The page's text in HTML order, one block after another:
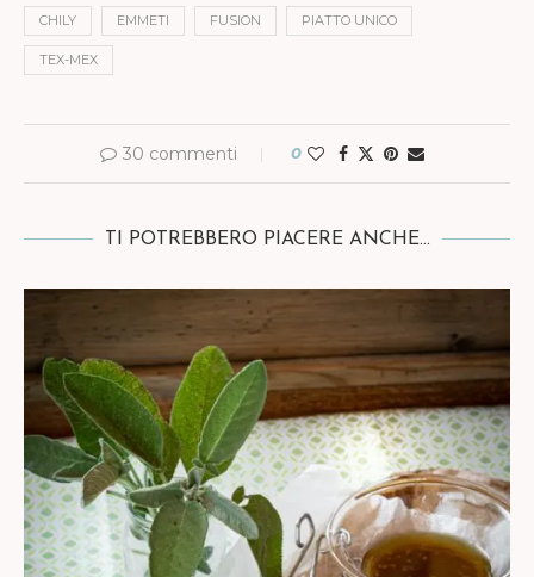
CHILY EMMETI FUSION PIATTO UNICO
TEX-MEX
30 commenti 0
TI POTREBBERO PIACERE ANCHE...